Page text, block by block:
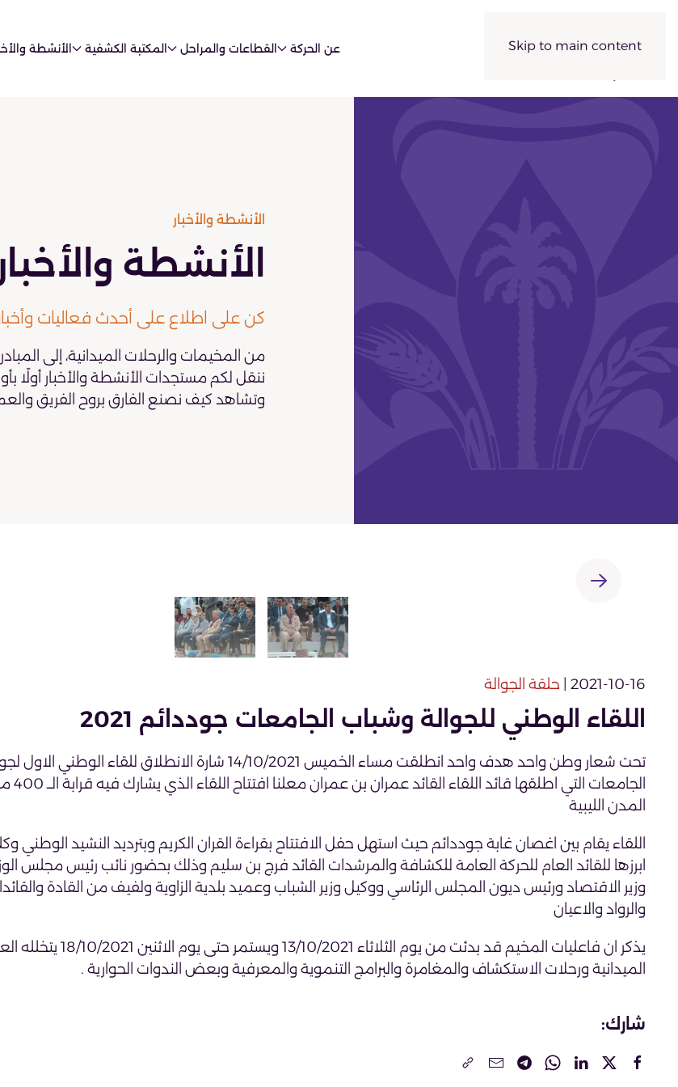
Skip to main content عن الحركة القطاعات والمراحل المكتبة الكشفية الأنشطة
الأنشطة والأخبار
الأنشطة والأخبار
كن على اطلاع على أحدث فعاليات
من المخيمات والرحلات الميدانية، إلى
ننقل لكم مستجدات الأنشطة والأخبار أولًا
وتشاهد كيف نصنع الفارق بروح الفريق
2021-10-16 | حلقة الجوالة
اللقاء الوطني للجوالة وشباب الجامعات جوددائم 2021
تحت شعار وطن واحد هدف واحد انطلقت مساء الخميس 14/10/2021 شارة الانطلاق للقاء
المدن الليبية
اللقاء يقام بين اغصان غابة جوددائم حيث استهل حفل الافتتاح بقراءة القران الكريم وبترديد النشيد الوطني
ابرزها للقائد العام للحركة العامة للكشافة والمرشدات القائد فرج بن سليم وذلك بحضور نائب رئيس مجلس
وزير الاقتصاد ورئيس ديون المجلس الرئاسي ووكيل وزير الشباب وعميد بلدية الزاوية ولفيف من القادة
والرواد والاعيان
يذكر ان فاعليات المخيم قد بدئت من يوم
الميدانية ورحلات الاستكشاف والمغامرة والبرامج التنموية والمعرفية وبعض الندوات الحوارية .
شارك: